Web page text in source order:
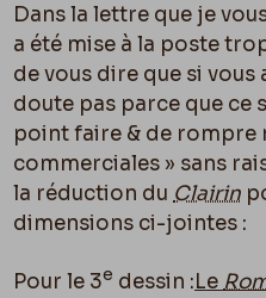
Dans la lettre que je
a été mise à la poste
de vous dire que si vous
doute pas parce que ce
point faire & de rompre
commerciales » sans
la réduction duClairin
dimensions ci-jointes :
Pour le 3e dessin :Le